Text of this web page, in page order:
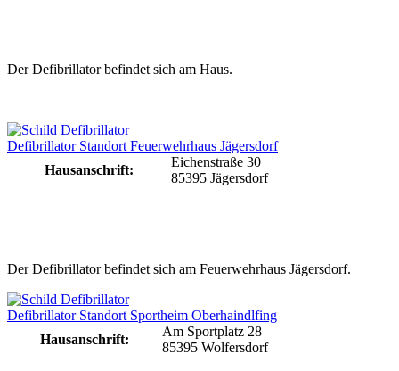
Der Defibrillator befindet sich am Haus.
Defibrillator Standort Feuerwehrhaus Jägersdorf
Hausanschrift:
Eichenstraße 30
85395 Jägersdorf
Der Defibrillator befindet sich am Feuerwehrhaus Jägersdorf.
Defibrillator Standort Sportheim Oberhaindlfing
Hausanschrift:
Am Sportplatz 28
85395 Wolfersdorf